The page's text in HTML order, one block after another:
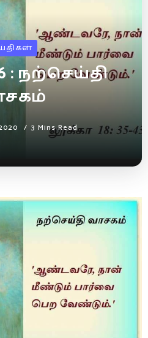
: நற்செய்தி
3 Mins Read